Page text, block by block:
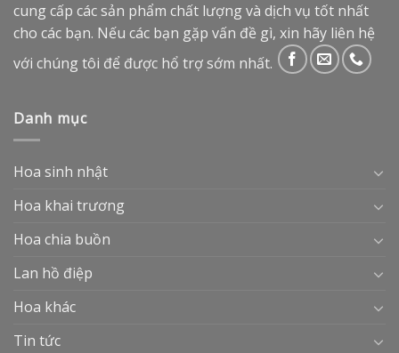
cung cấp các sản phẩm chất lượng và dịch vụ tốt nhất
cho các bạn. Nếu các bạn gặp vấn đề gì, xin hãy liên hệ
với chúng tôi để được hổ trợ sớm nhất.
Danh mục
Hoa sinh nhật
Hoa khai trương
Hoa chia buồn
Lan hồ điệp
Hoa khác
Tin tức